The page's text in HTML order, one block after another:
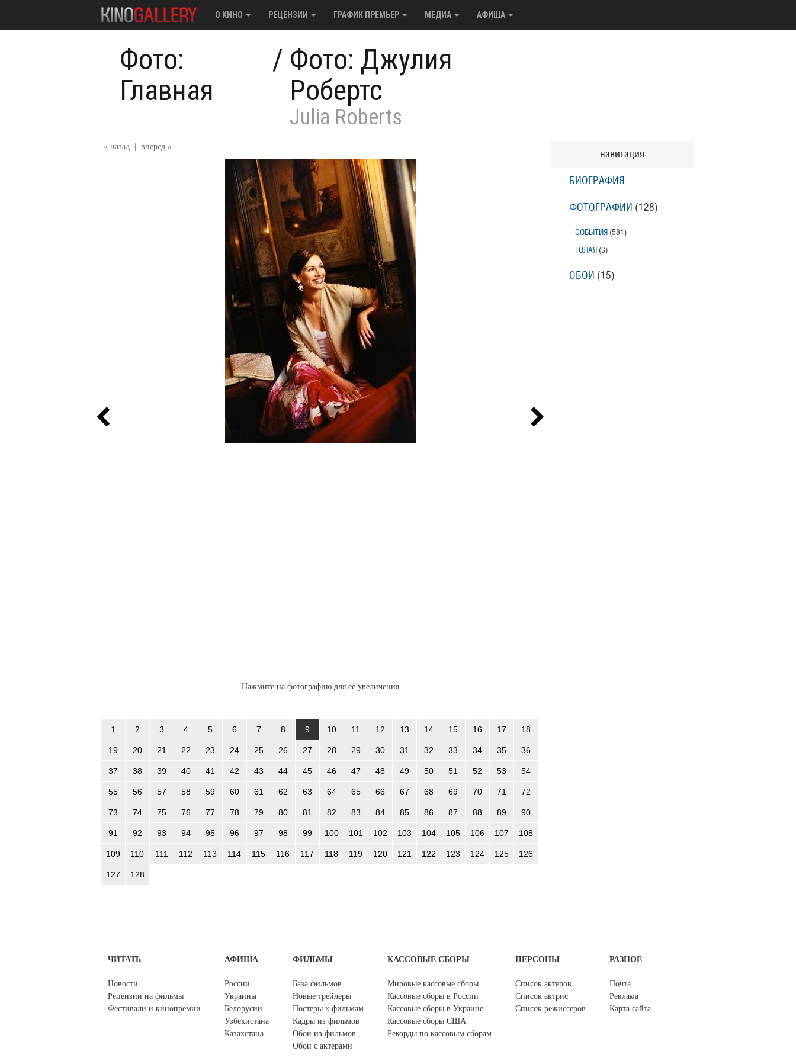
О КИНО РЕЦЕНЗИИ ГРАФИК ПРЕМЬЕР МЕДИА АФИША
Фото:
Главная
/ Фото: Джулия
Робертс
Julia Roberts
« назад вперед »
Нажмите на фотографию для её увеличения
1 2 3 4 5 6 7 8 9 10 11 12 13 14 15 16 17 18
19 20 21 22 23 24 25 26 27 28 29 30 31 32 33 34 35 36
37 38 39 40 41 42 43 44 45 46 47 48 49 50 51 52 53 54
55 56 57 58 59 60 61 62 63 64 65 66 67 68 69 70 71 72
73 74 75 76 77 78 79 80 81 82 83 84 85 86 87 88 89 90
91 92 93 94 95 96 97 98 99 100 101 102 103 104 105 106 107 108
109 110 111 112 113 114 115 116 117 118 119 120 121 122 123 124 125 126
127 128
навигация
БИОГРАФИЯ
ФОТОГРАФИИ (128)
СОБЫТИЯ (581 )
ГОЛАЯ (3)
ОБОИ (15)
ЧИТАТЬ
Новости
Рецензии на фильмы
Фестивали и кинопремии
АФИША
России
Украины
Белорусии
Узбекистана
Казахстана
ФИЛЬМЫ
База фильмов
Новые трейлеры
Постеры к фильмам
Кадры из фильмов
Обои из фильмов
Обои с актерами
КАССОВЫЕ СБОРЫ
Мировые кассовые сборы
Кассовые сборы в России
Кассовые сборы в Украине
Кассовые сборы США
Рекорды по кассовым сборам
ПЕРСОНЫ
Список актеров
Список актрис
Список режиссеров
РАЗНОЕ
Почта
Реклама
Карта сайта